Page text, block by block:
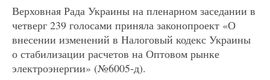
Верховная Рада Украины на пленарном заседании в
четверг 239 голосами приняла законопроект «О
внесении изменений в Налоговый кодекс Украины
о стабилизации расчетов на Оптовом рынке
электроэнергии» (№6005-д).